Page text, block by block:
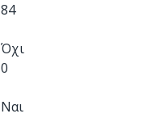
84
Όχι
0
Ναι